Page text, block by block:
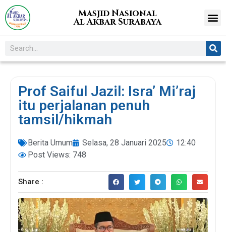
Masjid Nasional
Al Akbar Surabaya
Prof Saiful Jazil: Isra’ Mi’raj
itu perjalanan penuh
tamsil/hikmah
Berita Umum Selasa, 28 Januari 2025
12:40
Post Views: 748
Share :